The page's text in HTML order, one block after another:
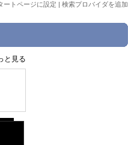
ートページに設定 | 検索プロバイダを追加
と見る